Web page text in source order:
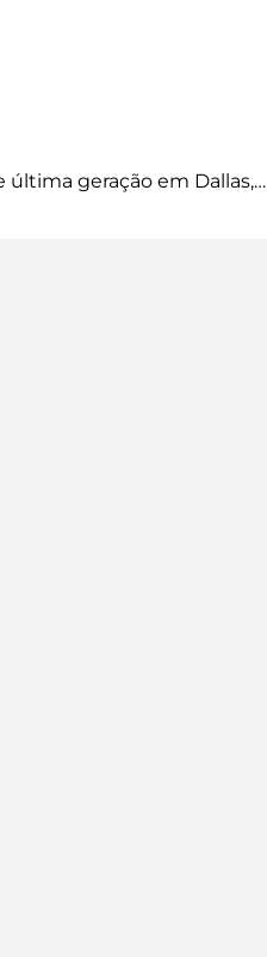
geração em Dallas,…